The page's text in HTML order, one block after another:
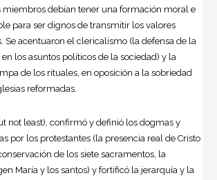
miembros debían tener una formación moral e
para ser dignos de transmitir los valores
Se acentuaron el clericalismo (la defensa de la
los asuntos políticos de la sociedad) y la
de los rituales, en oposición a la sobriedad
reformadas.
not least), confirmó y definió los dogmas y
por los protestantes (la presencia real de Cristo
de los siete sacramentos, la
María y los santos) y fortificó la jerarquía y la